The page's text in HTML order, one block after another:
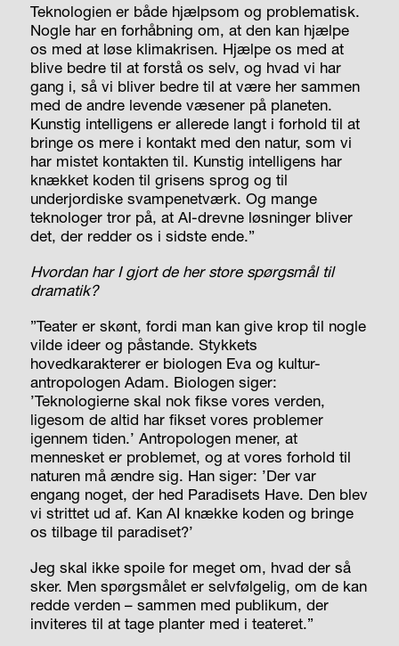
Teknologien er både hjælpsom og problematisk.
Nogle har en forhåbning om, at den kan hjælpe
os med at løse klimakrisen. Hjælpe os med at
blive bedre til at forstå os selv, og hvad vi har
gang i, så vi bliver bedre til at være her sammen
med de andre levende væsener på planeten.
Kunstig intelligens er allerede langt i forhold til at
bringe os mere i kontakt med den natur, som vi
har mistet kontakten til. Kunstig intelligens har
knækket koden til grisens sprog og til
underjordiske svampenetværk. Og mange
teknologer tror på, at AI-drevne løsninger bliver
det, der redder os i sidste ende.”
Hvordan har I gjort de her store spørgsmål til
dramatik?
”Teater er skønt, fordi man kan give krop til nogle
vilde ideer og påstande. Stykkets
hovedkarakterer er biologen Eva og kultur-
antropologen Adam. Biologen siger:
’Teknologierne skal nok fikse vores verden,
ligesom de altid har fikset vores problemer
igennem tiden.’ Antropologen mener, at
mennesket er problemet, og at vores forhold til
naturen må ændre sig. Han siger: ’Der var
engang noget, der hed Paradisets Have. Den blev
vi strittet ud af. Kan AI knække koden og bringe
os tilbage til paradiset?’
Jeg skal ikke spoile for meget om, hvad der så
sker. Men spørgsmålet er selvfølgelig, om de kan
redde verden – sammen med publikum, der
inviteres til at tage planter med i teateret.”